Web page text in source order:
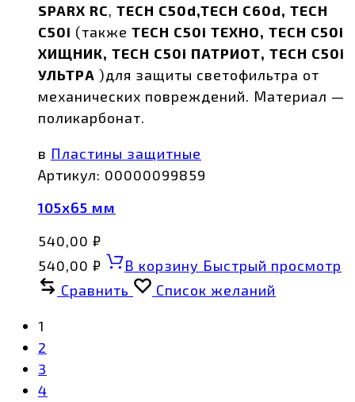
SPARX RC, TECH C50d,TECH C60d, TECH
C50i (также TECH C50i ТЕХНО, TECH C50i
ХИЩНИК, TECH C50i ПАТРИОТ, TECH C50i
УЛЬТРА )для защиты светофильтра от
механических повреждений. Материал —
поликарбонат.
в Пластины защитные
Артикул: 00000099859
105х65 мм
540,00 ₽
540,00 ₽ В корзину Быстрый просмотр
Сравнить
Список желаний
1
2
3
4